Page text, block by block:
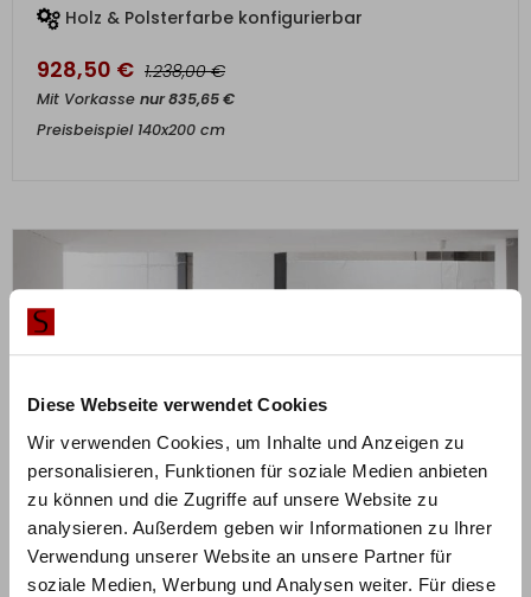
Diese Webseite verwendet Cookies
Wir verwenden Cookies, um Inhalte und Anzeigen zu
personalisieren, Funktionen für soziale Medien anbieten
zu können und die Zugriffe auf unsere Website zu
analysieren. Außerdem geben wir Informationen zu Ihrer
Verwendung unserer Website an unsere Partner für
soziale Medien, Werbung und Analysen weiter. Für diese
Holz & Polsterfarbe konfigurierbar
928,50 € 1.238,00€
Mit Vorkasse nur835,65€
Preisbeispiel 140x200 cm